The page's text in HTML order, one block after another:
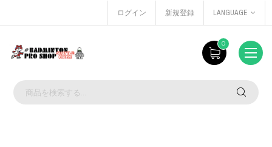
ログイン 新規登録 LANGUAGE
0